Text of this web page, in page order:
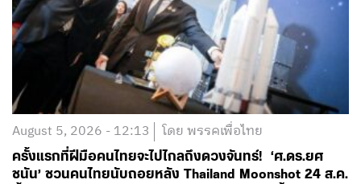
August 5, 2026 - 12:13 โดย พรรคเพื่อไทย
ครั้งแรกที่ฝีมือคนไทยจะไปไกลถึงดวงจันทร์! ‘ศ.ดร.ยศ
ชนัน’ ชวนคนไทยนับถอยหลัง Thailand Moonshot 24 ส.ค.